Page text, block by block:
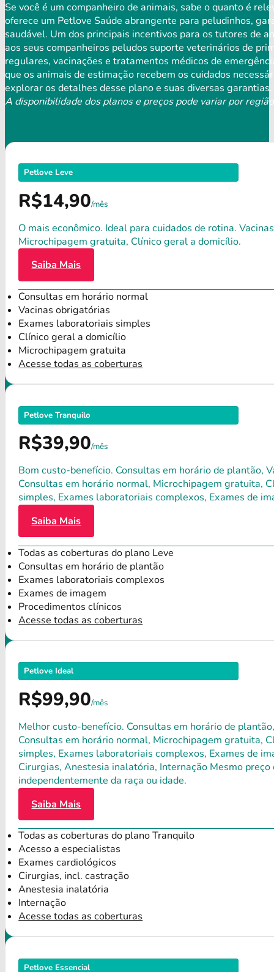
Se você é um companheiro de animais, sabe o quanto é
oferece um Petlove Saúde abrangente para peludinhos,
saudável. Um dos principais incentivos para os tutores de
aos seus companheiros peludos suporte veterinários de
regulares, vacinações e tratamentos médicos de
que os animais de estimação recebem os cuidados
explorar os detalhes desse plano e suas diversas garantias.
A disponibilidade dos planos e preços pode variar por
Petlove Leve
R$14,90/mês
O mais econômico. Ideal para cuidados de rotina.
Microchipagem gratuita, Clínico geral a domicílio.
Saiba Mais
Consultas em horário normal
Vacinas obrigatórias
Exames laboratoriais simples
Clínico geral a domicílio
Microchipagem gratuita
Acesse todas as coberturas
Petlove Tranquilo
R$39,90/mês
Bom custo-benefício. Consultas em horário de plantão,
Consultas em horário normal, Microchipagem gratuita,
simples, Exames laboratoriais complexos, Exames de
Saiba Mais
Todas as coberturas do plano Leve
Consultas em horário de plantão
Exames laboratoriais complexos
Exames de imagem
Procedimentos clínicos
Acesse todas as coberturas
Petlove Ideal
R$99,90/mês
Melhor custo-benefício. Consultas em horário de
Consultas em horário normal, Microchipagem gratuita,
simples, Exames laboratoriais complexos, Exames de
Cirurgias, Anestesia inalatória, Internação Mesmo
independentemente da raça ou idade.
Saiba Mais
Todas as coberturas do plano Tranquilo
Acesso a especialistas
Exames cardiológicos
Cirurgias, incl. castração
Anestesia inalatória
Internação
Acesse todas as coberturas
Petlove Essencial